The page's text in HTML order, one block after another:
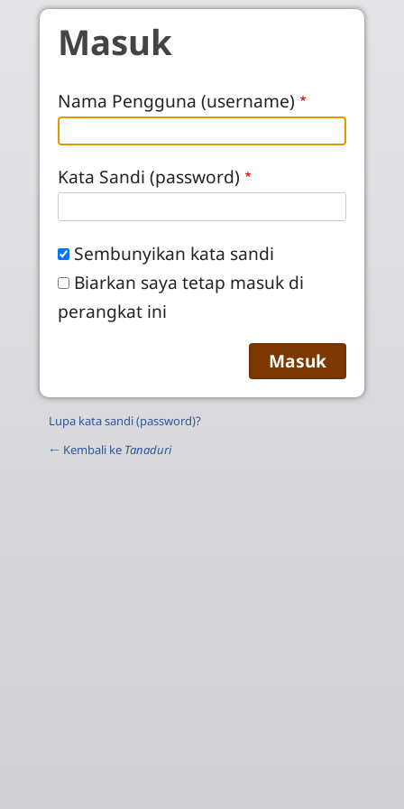
Skip to main content
Masuk
Nama Pengguna (username)
Kata Sandi (password)
Sembunyikan kata sandi
Biarkan saya tetap masuk di
perangkat ini
Lupa kata sandi (password)?
← Kembali ke Tanaduri